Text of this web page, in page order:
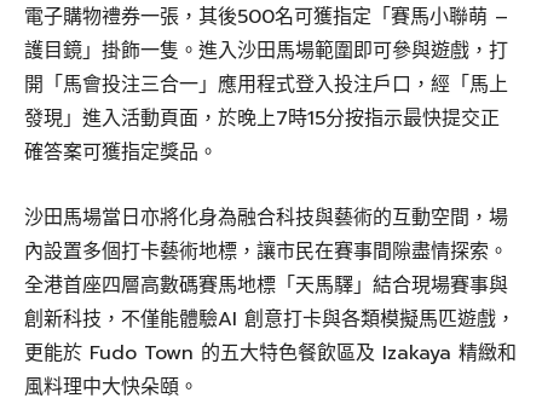
電子購物禮券一張，其後500名可獲指定「賽馬小聯萌 –
護目鏡」掛飾一隻。進入沙田馬場範圍即可參與遊戲，打
開「馬會投注三合一」應用程式登入投注戶口，經「馬上
發現」進入活動頁面，於晚上7時15分按指示最快提交正
確答案可獲指定獎品。
沙田馬場當日亦將化身為融合科技與藝術的互動空間，場
內設置多個打卡藝術地標，讓市民在賽事間隙盡情探索。
全港首座四層高數碼賽馬地標「天馬驛」結合現場賽事與
創新科技，不僅能體驗AI 創意打卡與各類模擬馬匹遊戲，
更能於 Fudo Town 的五大特色餐飲區及 Izakaya 精緻和
風料理中大快朵頤。